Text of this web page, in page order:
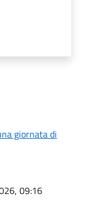
giornata di
09:16